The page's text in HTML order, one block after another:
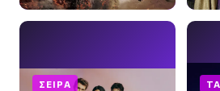
ΣΕΙΡΆ